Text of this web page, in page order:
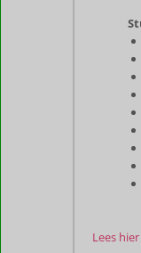
Lees hier